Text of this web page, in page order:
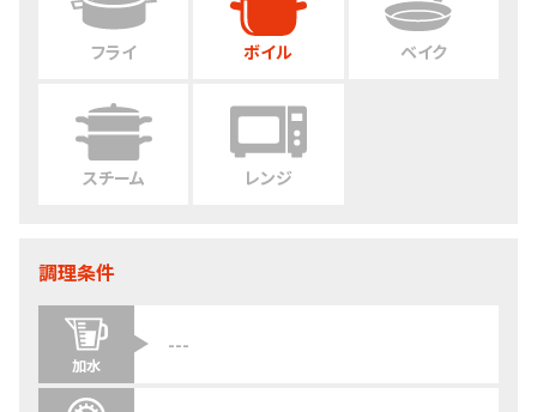
フライ ボイル ベイク
スチーム レンジ
調理条件
加水
---